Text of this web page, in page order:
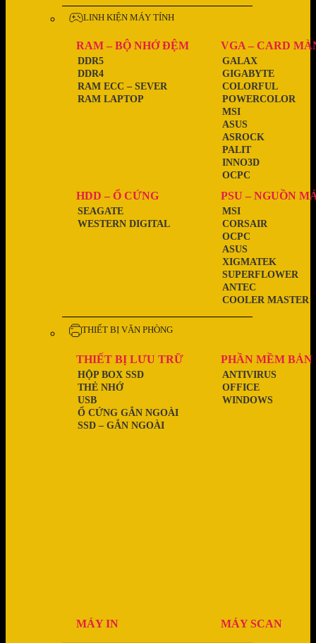
LINH KIỆN MÁY TÍNH
RAM – BỘ NHỚ ĐỆM
RAM LAPTOP
RAM ECC – SEVER
DDR4
DDR5
VGA – CARD
OCPC
INNO3D
PALIT
ASROCK
ASUS
MSI
POWERCOLOR
COLORFUL
GIGABYTE
GALAX
HDD – Ổ CỨNG
WESTERN DIGITAL
SEAGATE
PSU – NGUỒN
COOLER MASTER
ANTEC
SUPERFLOWER
XIGMATEK
ASUS
OCPC
CORSAIR
MSI
THIẾT BỊ VĂN PHÒNG
THIẾT BỊ LƯU TRỮ
SSD – GẮN NGOÀI
Ổ CỨNG GẮN NGOÀI
USB
THẺ NHỚ
HỘP BOX SSD
PHẦN MỀM BẢN
WINDOWS
OFFICE
ANTIVIRUS
MÁY IN MÁY SCAN